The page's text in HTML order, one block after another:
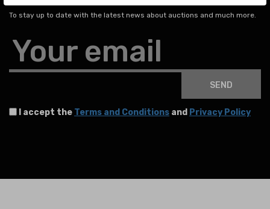
To stay up to date with the latest news about auctions and much more.
Your email
SEND
I accept the Terms and Conditions and Privacy Policy